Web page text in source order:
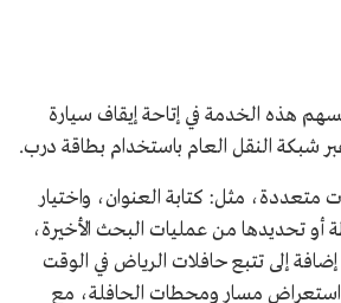
هذه الخدمة في إتاحة إيقاف سيارة
عبر شبكة النقل العام باستخدام بطاقة درب.
متعددة، مثل: كتابة العنوان، واختيار
أو تحديدها من عمليات البحث الأخيرة،
إلى تتبع حافلات الرياض في الوقت
مسار ومحطات الحافلة، مع